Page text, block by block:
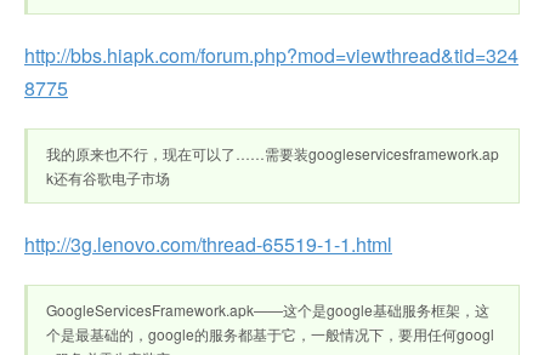
http://bbs.hiapk.com/forum.php?mod=viewthread&tid=324
8775
我的原来也不行，现在可以了……需要装googleservicesframework.ap
k还有谷歌电子市场
http://3g.lenovo.com/thread-65519-1-1.html
GoogleServicesFramework.apk——这个是google基础服务框架，这
个是最基础的，google的服务都基于它，一般情况下，要用任何googl